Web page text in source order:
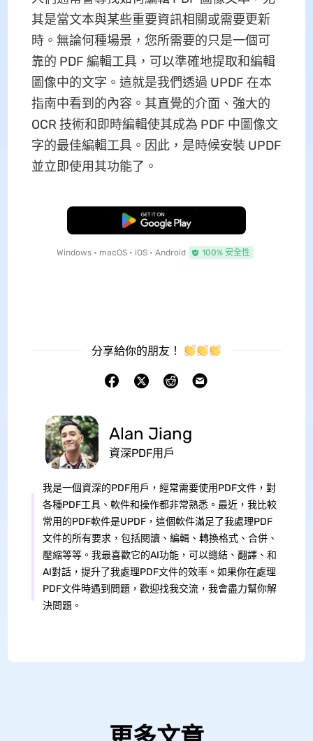
其是當文本與某些重要資訊相關或需要更新
時。無論何種場景，您所需要的只是一個可
靠的 PDF 編輯工具，可以準確地提取和編輯
圖像中的文字。這就是我們透過 UPDF 在本
指南中看到的內容。其直覺的介面、強大的
OCR 技術和即時編輯使其成為 PDF 中圖像文
字的最佳編輯工具。因此，是時候安裝 UPDF
並立即使用其功能了。
免費下載
Windows • macOS • iOS • Android 100% 安全性
分享給你的朋友！
Alan Jiang
資深PDF用戶
我是一個資深的PDF用戶，經常需要使用PDF文件，對
各種PDF工具、軟件和操作都非常熟悉。最近，我比較
常用的PDF軟件是UPDF，這個軟件滿足了我處理PDF
文件的所有要求，包括閱讀、編輯、轉換格式、合併、
壓縮等等。我最喜歡它的AI功能，可以總結、翻譯、和
AI對話，提升了我處理PDF文件的效率。如果你在處理
PDF文件時遇到問題，歡迎找我交流，我會盡力幫你解
決問題。